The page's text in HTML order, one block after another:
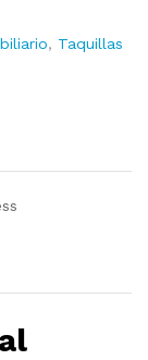
, Taquillas